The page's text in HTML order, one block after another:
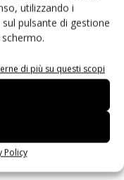
utilizzando i
pulsante di gestione
di più su questi scopi
Policy
questo browser per i